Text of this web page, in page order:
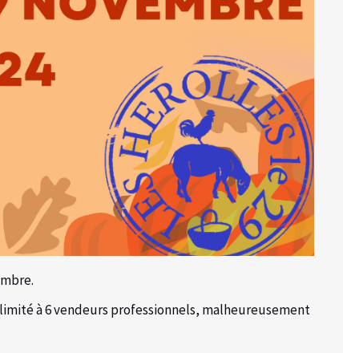
à 6 vendeurs professionnels, malheureusement